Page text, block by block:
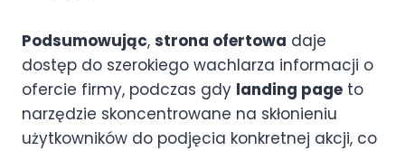
Podsumowując, strona ofertowa daje
dostęp do szerokiego wachlarza informacji o
ofercie firmy, podczas gdy landing page to
narzędzie skoncentrowane na skłonieniu
użytkowników do podjęcia konkretnej akcji, co